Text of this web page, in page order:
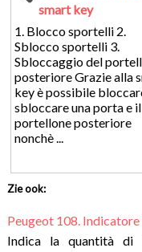
smart key
1. Blocco sportelli 2.
Sblocco sportelli 3.
Sbloccaggio del
posteriore Grazie alla
key è possibile
sbloccare una porta e il
portellone posteriore
nonchè ...
Zie ook:
Peugeot 108.
Indica la quantità di